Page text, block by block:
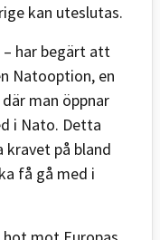
kan uteslutas.
– har begärt att
Natooption, en
man öppnar
i Nato. Detta
på bland
få gå med i